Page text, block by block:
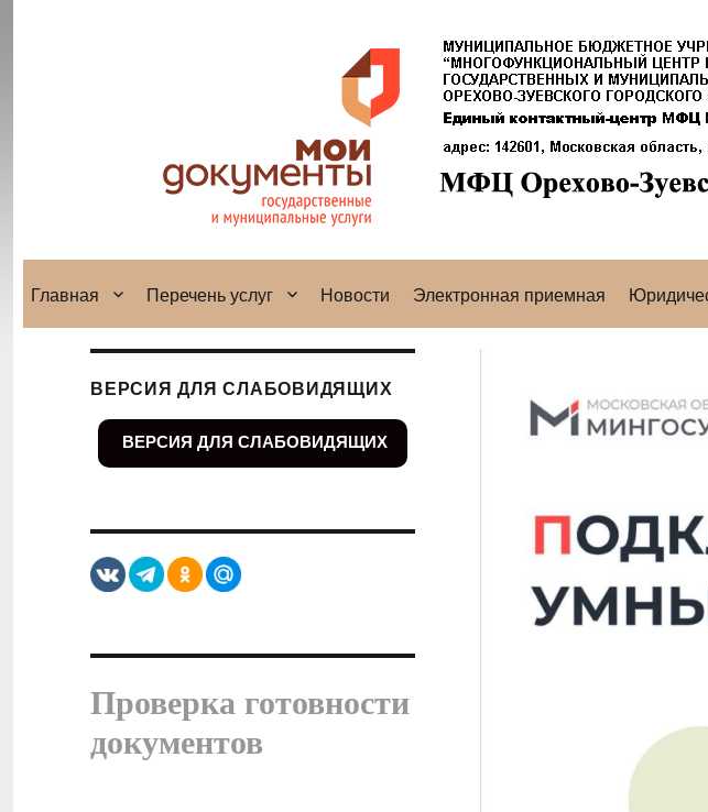
Главная Перечень услуг Новости Электронная приемная
ВЕРСИЯ ДЛЯ СЛАБОВИДЯЩИХ
ВЕРСИЯ ДЛЯ СЛАБОВИДЯЩИХ
Проверка готовности
документов